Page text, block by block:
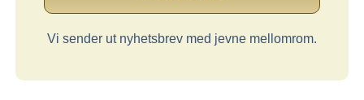
Vi sender ut nyhetsbrev med jevne mellomrom.